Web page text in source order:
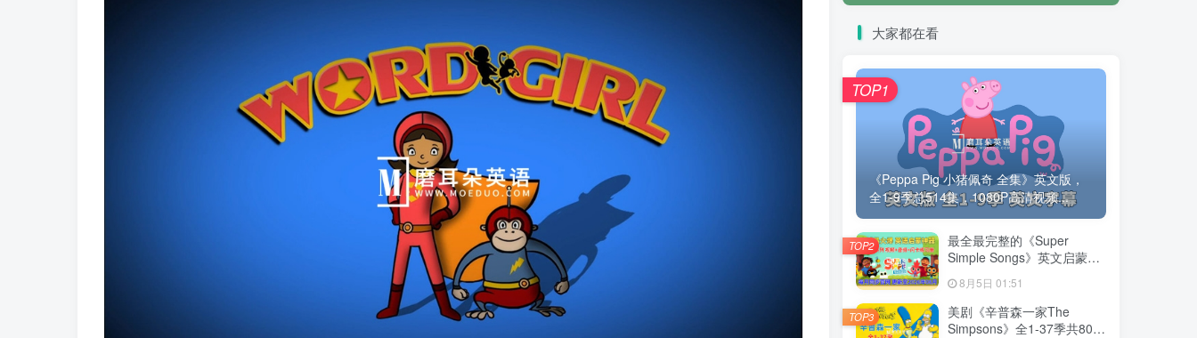
大家都在看
《Peppa Pig 小猪佩奇 全集》英文版，
全1-9季总514集，1080P高清视频...
TOP1
最全最完整的《Super
Simple Songs》英文启蒙儿
画视频，各系列总共2115集
视频，1080P高清视频带英
文字幕，百度网盘下载！
8月5日 01:51
TOP2
美剧《辛普森一家The
Simpsons》全1-37季共802
TOP3